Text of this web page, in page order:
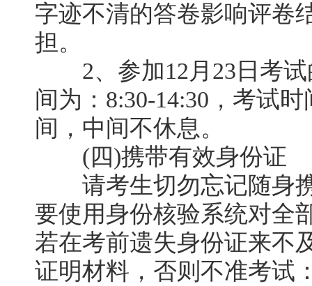
字迹不清的答卷影响评卷
担。
2、参加12月23日考试
间为：8:30-14:30，考试
间，中间不休息。
(四)携带有效身份证
请考生切勿忘记随身携
要使用身份核验系统对全
若在考前遗失身份证来不
证明材料，否则不准考试